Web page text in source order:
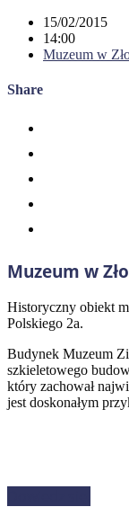
15/02/2015
14:00
Muzeum w
Share
Muzeum w
Historyczny obiekt
Polskiego 2a.
Budynek Muzeum
szkieletowego
który zachował
jest doskonałym